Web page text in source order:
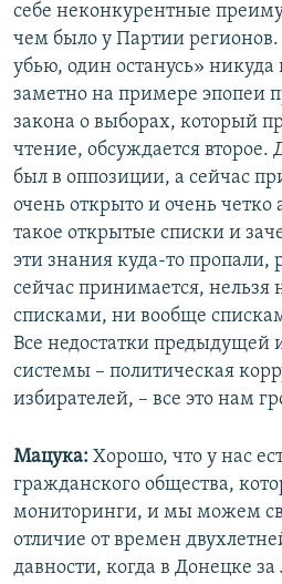
себе неконкурентные
чем было у Партии регионов.
убью, один останусь» никуда
заметно на примере эпопеи
закона о выборах, который
чтение, обсуждается второе.
был в оппозиции, а сейчас
очень открыто и очень четко
такое открытые списки и
эти знания куда-то пропали,
сейчас принимается,
списками, ни вообще
Все недостатки предыдущей
системы – политическая
избирателей, – все это нам
Мацука: Хорошо, что у нас
гражданского общества,
мониторинги, и мы можем
отличие от времен
давности, когда в Донецке